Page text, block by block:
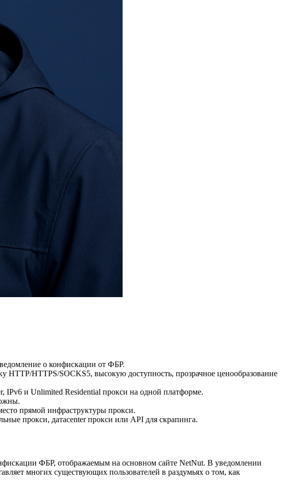
о конфискации от ФБР.
HTTP/HTTPS/SOCKS5, высокую доступность, прозрачное ценообразование
IPv6 и Unlimited Residential прокси на одной платформе.
прямой инфраструктуры прокси.
прокси, датacenter прокси или API для скрапинга.
ФБР, отображаемым на основном сайте NetNut. В уведомлении
многих существующих пользователей в раздумьях о том, как